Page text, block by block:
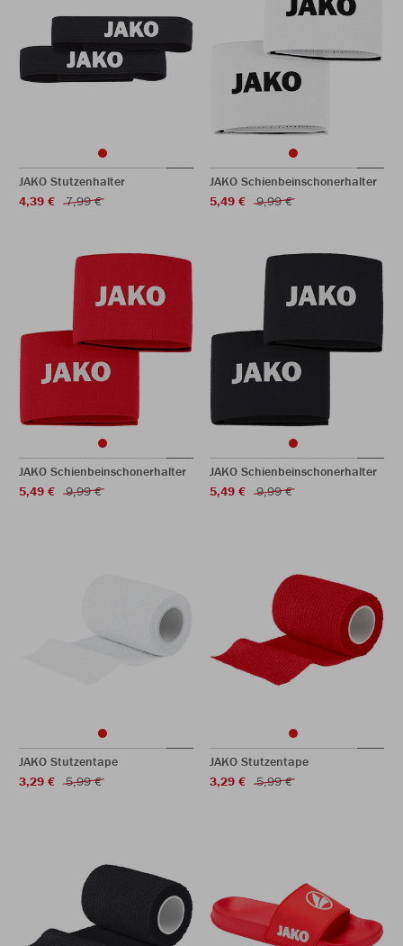
JAKO Stutzenhalter
4,39 €
7,99 €
JAKO Schienbeinschonerhalter
5,49 €
9,99 €
JAKO Schienbeinschonerhalter
5,49 €
9,99 €
JAKO Schienbeinschonerhalter
5,49 €
9,99 €
JAKO Stutzentape
3,29 €
5,99 €
JAKO Stutzentape
3,29 €
5,99 €